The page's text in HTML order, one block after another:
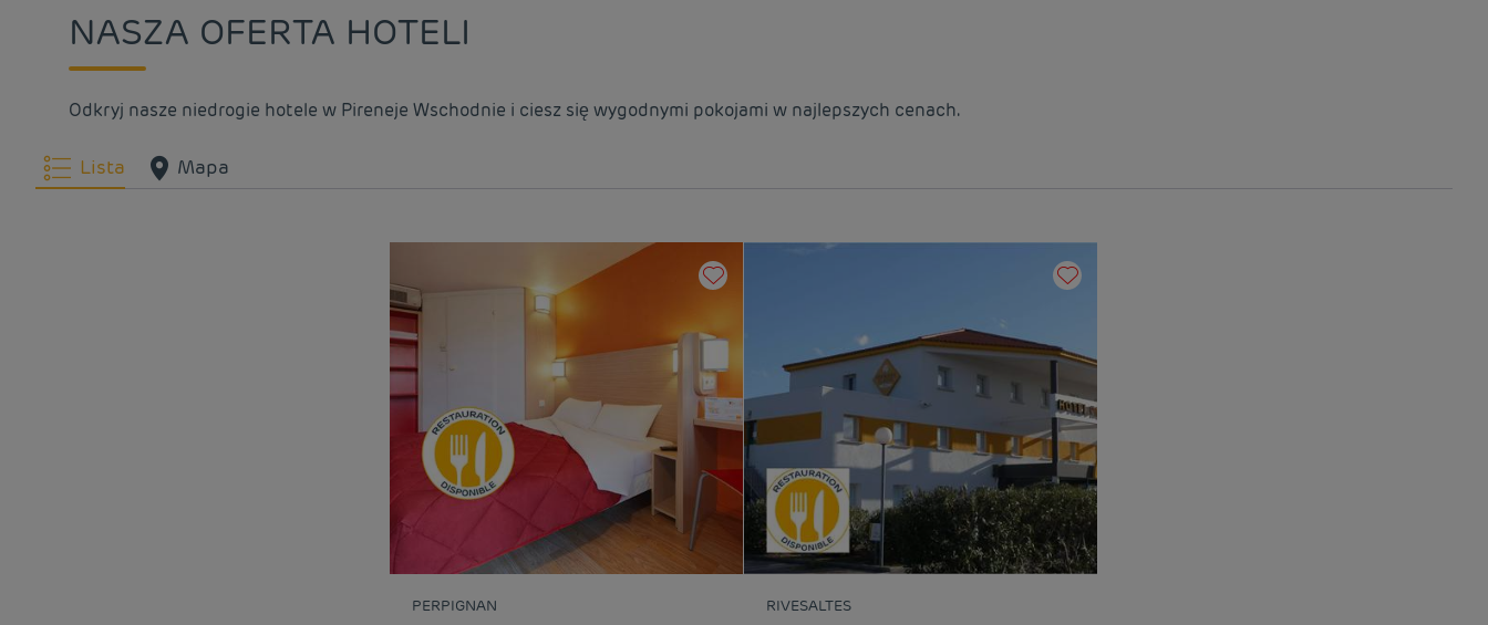
NASZA OFERTA HOTELI
Odkryj nasze niedrogie hotele w Pireneje Wschodnie i ciesz się wygodnymi pokojami w najlepszych cenach.
Lista Mapa
PERPIGNAN
RIVESALTES